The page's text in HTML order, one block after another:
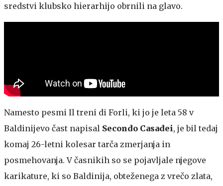
sredstvi klubsko hierarhijo obrnili na glavo.
Namesto pesmi Il treni di Forli, ki jo je leta 58 v
Baldinijevo čast napisal Secondo Casadei, je bil tedaj
komaj 26-letni kolesar tarča zmerjanja in
posmehovanja. V časnikih so se pojavljale njegove
karikature, ki so Baldinija, obteženega z vrečo zlata,